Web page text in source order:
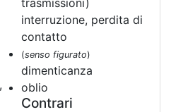
trasmissioni)
interruzione, perdita di
contatto
(senso figurato)
dimenticanza
oblio
Contrari